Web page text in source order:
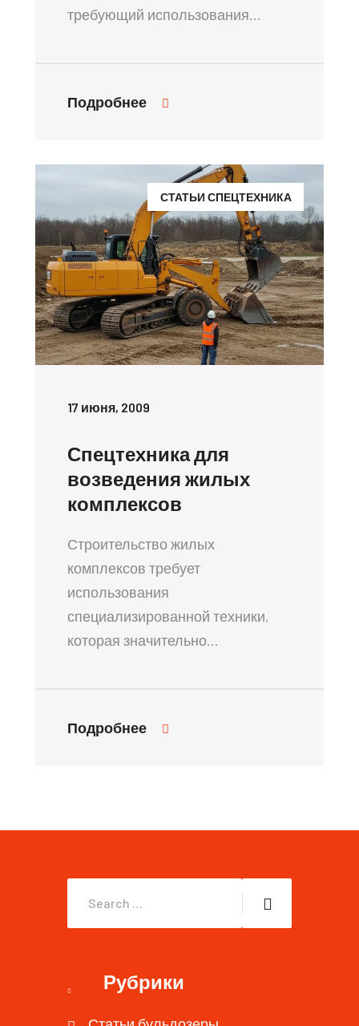
требующий использования…
Подробнее
СТАТЬИ СПЕЦТЕХНИКА
17 июня, 2009
Спецтехника для
возведения жилых
комплексов
Строительство жилых
комплексов требует
использования
специализированной техники,
которая значительно…
Подробнее
Рубрики